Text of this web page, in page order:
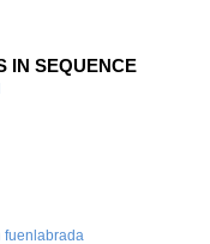
IN SEQUENCE
fuenlabrada